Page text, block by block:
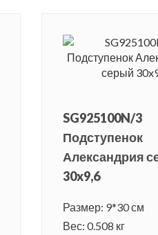
SG925100N/3
Подступенок
Александрия
30x9,6
Размер: 9*30 см
Вес: 0.508 кг